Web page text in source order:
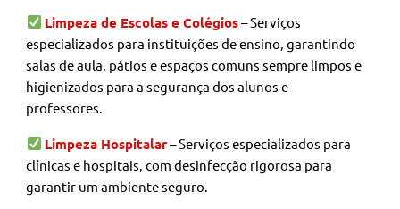
Limpeza de Escolas e Colégios– Serviços
especializados para instituições de ensino, garantindo
salas de aula, pátios e espaços comuns sempre limpos e
higienizados para a segurança dos alunos e
professores.
Limpeza Hospitalar– Serviços especializados para
clínicas e hospitais, com desinfecção rigorosa para
garantir um ambiente seguro.